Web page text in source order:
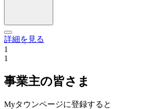
詳細を見る
1
1
事業主の皆さま
Myタウンページに登録すると